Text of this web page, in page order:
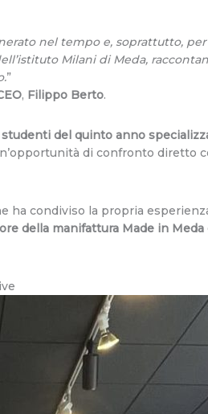
nel tempo e, soprattutto,
Milani di Meda,
”
, Filippo Berto.
del quinto anno
di confronto diretto
ha condiviso la propria
della manifattura Made in Meda